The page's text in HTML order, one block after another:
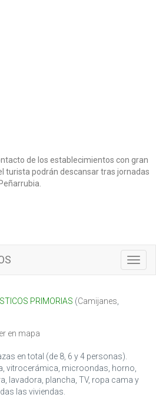
de los establecimientos con gran
turista podrán descansar tras jornadas
T
o
i
g
PRIMORIAS (Camijanes
en mapa
en total (de 8, 6 y 4 personas).
vitrocerámica, microondas, horno,
lavadora, plancha, TV, ropa cama y
las viviendas.